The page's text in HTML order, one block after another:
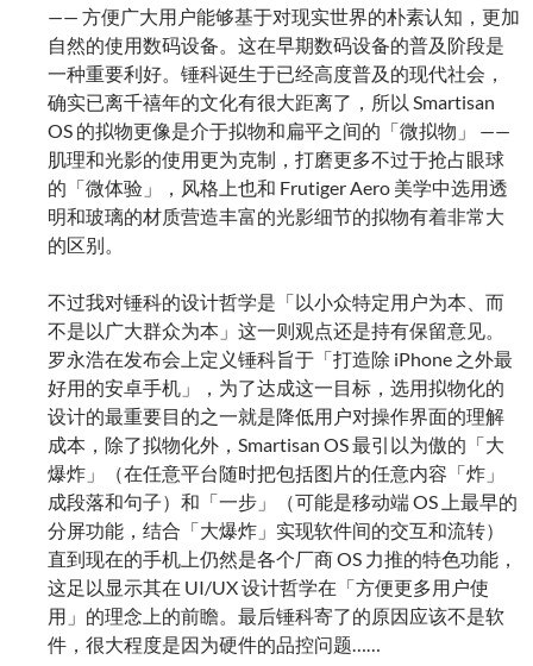
—— 方便广大用户能够基于对现实世界的朴素认知，更加
自然的使用数码设备。这在早期数码设备的普及阶段是
一种重要利好。锤科诞生于已经高度普及的现代社会，
确实已离千禧年的文化有很大距离了，所以 Smartisan
OS 的拟物更像是介于拟物和扁平之间的「微拟物」 ——
肌理和光影的使用更为克制，打磨更多不过于抢占眼球
的「微体验」，风格上也和 Frutiger Aero 美学中选用透
明和玻璃的材质营造丰富的光影细节的拟物有着非常大
的区别。
不过我对锤科的设计哲学是「以小众特定用户为本、而
不是以广大群众为本」这一则观点还是持有保留意见。
罗永浩在发布会上定义锤科旨于「打造除 iPhone 之外最
好用的安卓手机」，为了达成这一目标，选用拟物化的
设计的最重要目的之一就是降低用户对操作界面的理解
成本，除了拟物化外，Smartisan OS 最引以为傲的「大
爆炸」（在任意平台随时把包括图片的任意内容「炸」
成段落和句子）和「一步」（可能是移动端 OS 上最早的
分屏功能，结合「大爆炸」实现软件间的交互和流转）
直到现在的手机上仍然是各个厂商 OS 力推的特色功能，
这足以显示其在 UI/UX 设计哲学在「方便更多用户使
用」的理念上的前瞻。最后锤科寄了的原因应该不是软
件，很大程度是因为硬件的品控问题……